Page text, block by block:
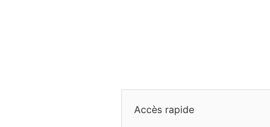
Accès rapide